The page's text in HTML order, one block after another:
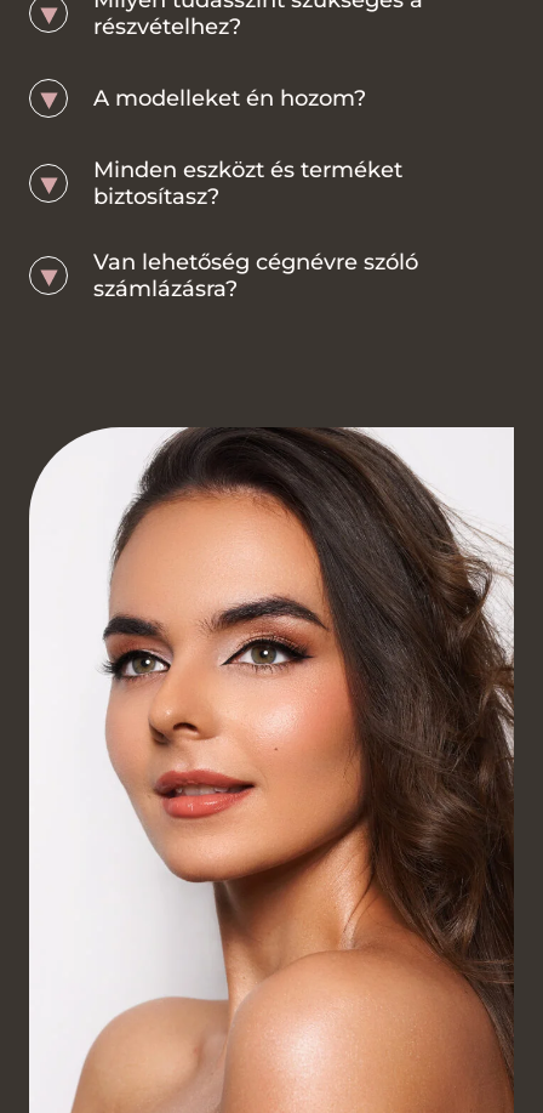
részvételhez?
A modelleket én hozom?
Minden eszközt és terméket
biztosítasz?
Van lehetőség cégnévre szóló
számlázásra?